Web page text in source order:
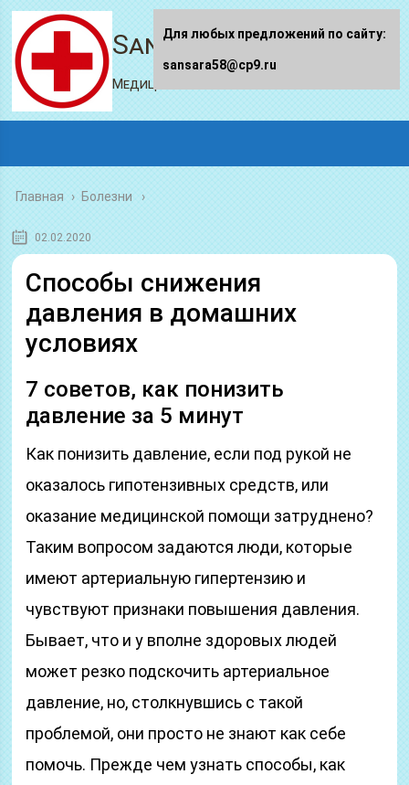
Sansara58.ru
Медицинский портал
Главная › Болезни
02.02.2020
Способы снижения
давления в домашних
условиях
7 советов, как понизить
давление за 5 минут
Как понизить давление, если под рукой не
оказалось гипотензивных средств, или
оказание медицинской помощи затруднено?
Таким вопросом задаются люди, которые
имеют артериальную гипертензию и
чувствуют признаки повышения давления.
Бывает, что и у вполне здоровых людей
может резко подскочить артериальное
давление, но, столкнувшись с такой
проблемой, они просто не знают как себе
помочь. Прежде чем узнать способы, как
Для любых предложений по сайту:
sansara58@cp9.ru